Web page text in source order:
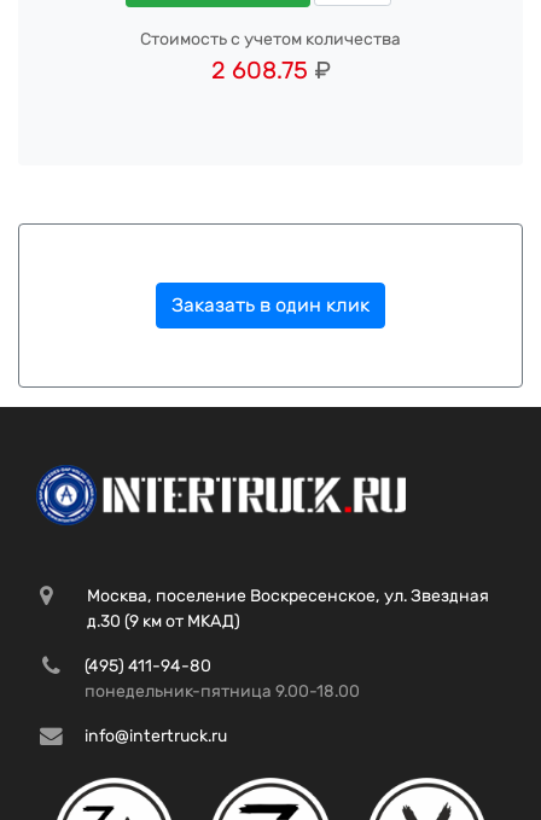
Стоимость с учетом количества
2 608.75 ₽
Заказать в один клик
Москва, поселение Воскресенское, ул. Звездная
д.30 (9 км от МКАД)
(495) 411-94-80
понедельник-пятница 9.00-18.00
info@intertruck.ru